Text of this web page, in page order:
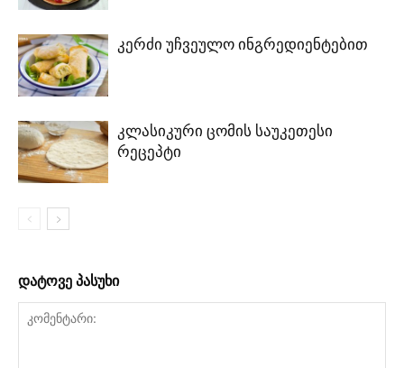
კერძი უჩვეულო ინგრედიენტებით
კლასიკური ცომის საუკეთესი
რეცეპტი
დატოვე პასუხი